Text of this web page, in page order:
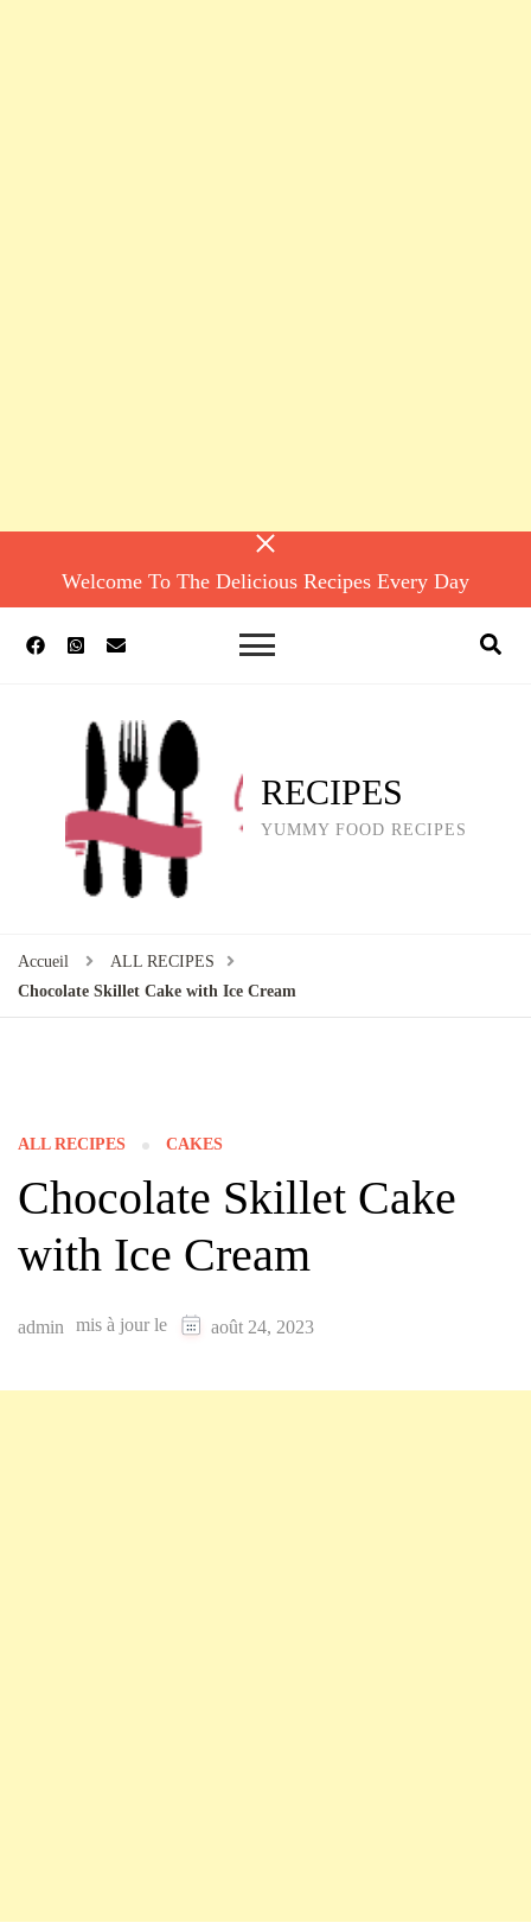
Welcome To The Delicious Recipes Every Day
RECIPES
YUMMY FOOD RECIPES
Accueil
ALL RECIPES
Chocolate Skillet Cake with Ice Cream
ALL RECIPES CAKES
Chocolate Skillet Cake
with Ice Cream
admin mis à jour le août 24, 2023